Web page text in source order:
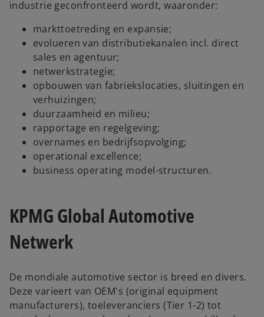
industrie geconfronteerd wordt, waaronder:
markttoetreding en expansie;
evolueren van distributiekanalen incl. direct
sales en agentuur;
netwerkstrategie;
opbouwen van fabriekslocaties, sluitingen en
verhuizingen;
duurzaamheid en milieu;
rapportage en regelgeving;
overnames en bedrijfsopvolging;
operational excellence;
business operating model-structuren.
KPMG Global Automotive
Netwerk
De mondiale automotive sector is breed en divers.
Deze varieert van OEM's (original equipment
manufacturers), toeleveranciers (Tier 1-2) tot